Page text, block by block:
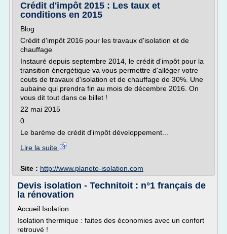
Crédit d'impôt 2015 : Les taux et
conditions en 2015
Blog
Crédit d'impôt 2016 pour les travaux d'isolation et de
chauffage
Instauré depuis septembre 2014, le crédit d'impôt pour la
transition énergétique va vous permettre d'alléger votre
couts de travaux d'isolation et de chauffage de 30%. Une
aubaine qui prendra fin au mois de décembre 2016. On
vous dit tout dans ce billet !
22 mai 2015
0
Le barème de crédit d'impôt développement...
Lire la suite
Site : http://www.planete-isolation.com
Devis isolation - Technitoit : n°1 français de
la rénovation
Accueil Isolation
Isolation thermique : faites des économies avec un confort
retrouvé !